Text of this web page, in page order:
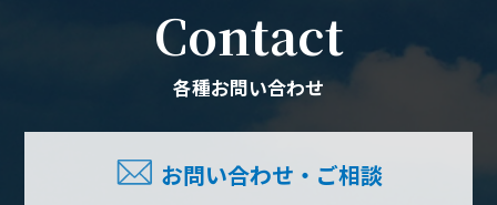
Contact
各種お問い合わせ
お問い合わせ・ご相談